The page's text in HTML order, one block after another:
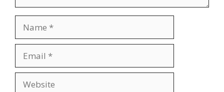
Name
Email
Website